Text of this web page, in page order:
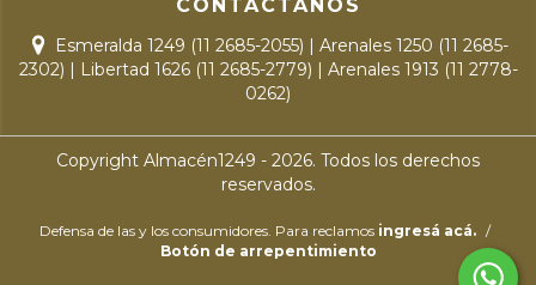
CONTACTANOS
Esmeralda 1249 (11 2685-2055) | Arenales 1250 (11 2685-
2302) | Libertad 1626 (11 2685-2779) | Arenales 1913 (11 2778-
0262)
Copyright Almacén1249 - 2026. Todos los derechos
reservados.
Defensa de las y los consumidores. Para reclamos ingresá acá. /
Botón de arrepentimiento